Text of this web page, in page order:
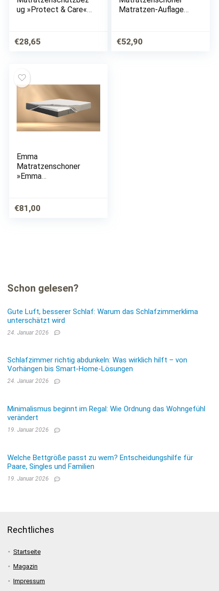
ug »Protect & Care«,
geeignet
€28,65
Matratzen-Auflage
€52,90
Emma
Matratzenschoner
»Emma
€81,00
Schon gelesen?
Gute Luft, besserer Schlaf: Warum das Schlafzimmerklima
unterschätzt wird
24. Januar 2026
Schlafzimmer richtig abdunkeln: Was wirklich hilft – von
Vorhängen bis Smart-Home-Lösungen
24. Januar 2026
Minimalismus beginnt im Regal: Wie Ordnung das Wohngefühl
verändert
19. Januar 2026
Welche Bettgröße passt zu wem? Entscheidungshilfe für
Paare, Singles und Familien
19. Januar 2026
Rechtliches
Startseite
Magazin
Impressum